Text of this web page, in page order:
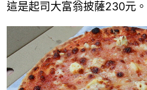
這是起司大富翁披薩230元。